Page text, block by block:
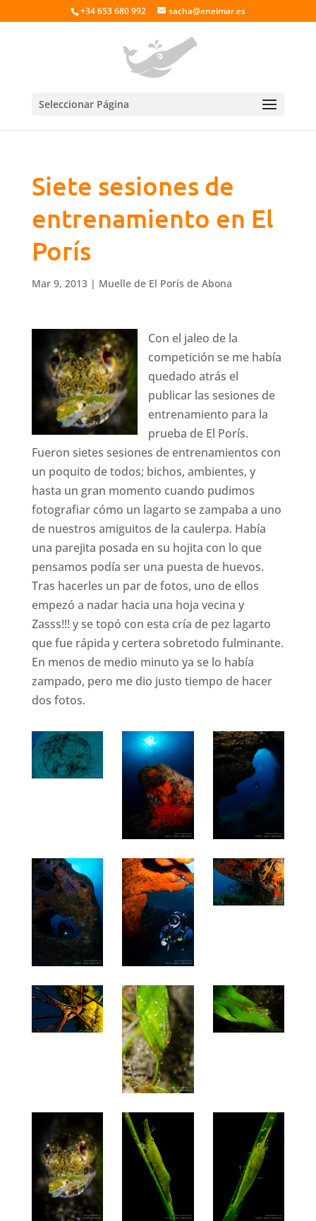
+34 653 680 992 sacha@enelmar.es
Seleccionar Página
Siete sesiones de
entrenamiento en El
Porís
Mar 9, 2013| Muelle de El Porís de Abona
Con el jaleo de la
competición se me había
quedado atrás el
publicar las sesiones de
entrenamiento para la
prueba de El Porís.
Fueron sietes sesiones de entrenamientos con
un poquito de todos; bichos, ambientes, y
hasta un gran momento cuando pudimos
fotografiar cómo un lagarto se zampaba a uno
de nuestros amiguitos de la caulerpa. Había
una parejita posada en su hojita con lo que
pensamos podía ser una puesta de huevos.
Tras hacerles un par de fotos, uno de ellos
empezó a nadar hacia una hoja vecina y
Zasss!!! y se topó con esta cría de pez lagarto
que fue rápida y certera sobretodo fulminante.
En menos de medio minuto ya se lo había
zampado, pero me dio justo tiempo de hacer
dos fotos.